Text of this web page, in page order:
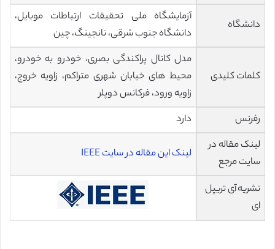
دانشگاه
آزمایشگاه ملی تحقیقات ارتباطات موبایل،
دانشگاه جنوب شرقی، نانجینگ، چین
کلمات کلیدی
مدل کانال پراکندگی بصری، خودرو به خودرو،
محیط های خیابان شهری متراکم، زاویه خروج،
زاویه ورود، فرکانس دوپلر
رفرنس
دارد
لینک مقاله در
سایت مرجع
لینک این مقاله در سایت IEEE
نشریه آی تریپل
ای